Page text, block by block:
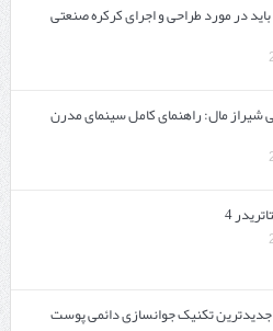
در مورد طراحی و اجرای کرکره صنعتی
مال: راهنمای کامل سینمای مدرن
4
جدیدترین تکنیک جوانسازی دائمی پوست